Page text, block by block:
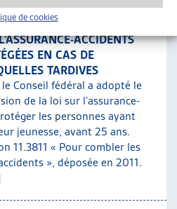
de cookies
DANS LEUR
AVANT QU’ELLES
ACCIDENTS
EN CAS DE
TARDIVES
Conseil fédéral a adopté le
de la loi sur l’assurance-
les personnes ayant
jeunesse, avant 25 ans.
11.3811 « Pour combler les
», déposée en 2011.